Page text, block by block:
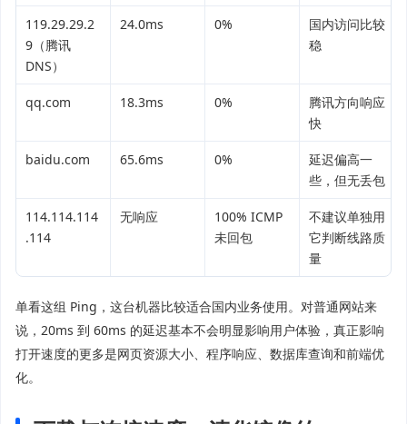
119.29.29.2
9（腾讯
DNS）
24.0ms 0%
国内访问比较
稳
qq.com 18.3ms 0%
腾讯方向响应
快
baidu.com 65.6ms 0%
延迟偏高一
些，但无丢包
114.114.114
.114
无响应
100% ICMP
未回包
不建议单独用
它判断线路质
量
单看这组 Ping，这台机器比较适合国内业务使用。对普通网站来
说，20ms 到 60ms 的延迟基本不会明显影响用户体验，真正影响
打开速度的更多是网页资源大小、程序响应、数据库查询和前端优
化。